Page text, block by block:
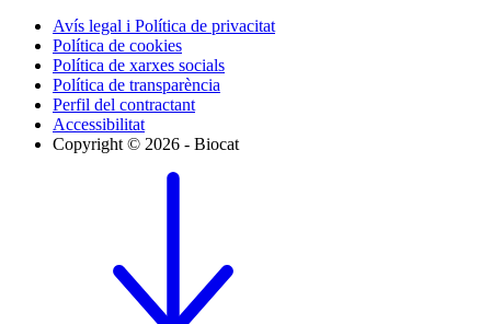
Avís legal i Política de privacitat
Política de cookies
Política de xarxes socials
Política de transparència
Perfil del contractant
Accessibilitat
Copyright © 2026 - Biocat